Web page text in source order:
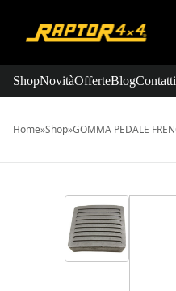
ShopNovitàOfferteBlogContatti
Home»Shop»GOMMA PEDALE